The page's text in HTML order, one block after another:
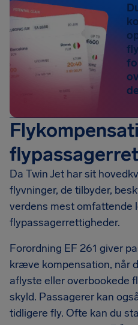
Da Twin Jet har sit
flyvninger, de tilbyder,
verdens mest omfattende
flypassagerrettigheder.
Forordning EF 261 giver
kræve kompensation, når
aflyste eller overbookede
skyld. Passagerer kan
tidligere fly. Ofte kan du